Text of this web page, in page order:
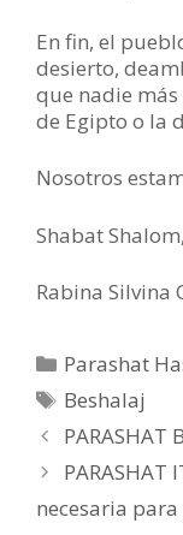
En fin, el
desierto,
que nadie
de Egipto o la
Nosotros
Shabat Shalom,
Rabina Silvina
Categorías
Parashat
Etiquetas
Beshalaj
PARASHAT
PARASHAT
necesaria